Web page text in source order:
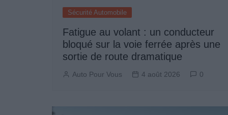
Sécurité Automobile
Fatigue au volant : un conducteur
bloqué sur la voie ferrée après une
sortie de route dramatique
Auto Pour Vous 4 août 2026 0